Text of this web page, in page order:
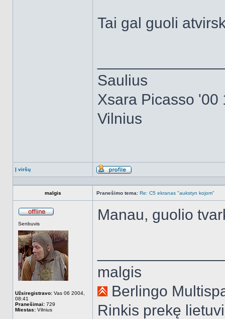
Tai gal guoli
Saulius
Xsara Picasso '00
Vilnius
Į viršų
Aprašymas
malgis Pranešimo tema: Re: C5 ekranas "aukstyn kojom"
Senbuvis
Užsiregistravo: Vas 06 2004,
08:41
Pranešimai: 729
Miestas: Vilnius
Manau, guolio
malgis
Berlingo
Rinkis prekę